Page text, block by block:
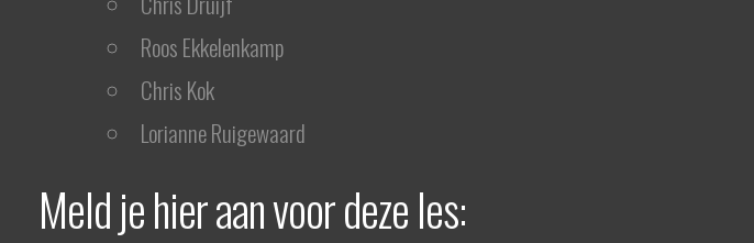
Roos Ekkelenkamp
Chris Kok
Lorianne Ruigewaard
Meld je hier aan voor deze les: